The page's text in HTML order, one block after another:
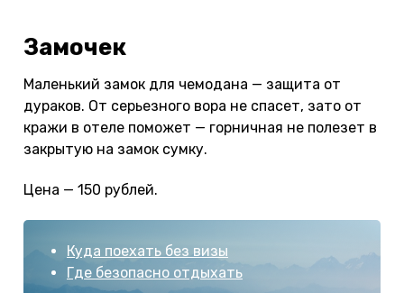
Замочек
Маленький замок для чемодана — защита от
дураков. От серьезного вора не спасет, зато от
кражи в отеле поможет — горничная не полезет в
закрытую на замок сумку.
Цена — 150 рублей.
Куда поехать без визы
Где безопасно отдыхать